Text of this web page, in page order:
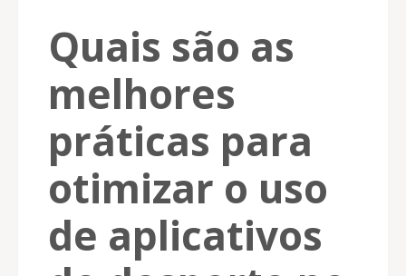
Quais são as
melhores
práticas para
otimizar o uso
de aplicativos